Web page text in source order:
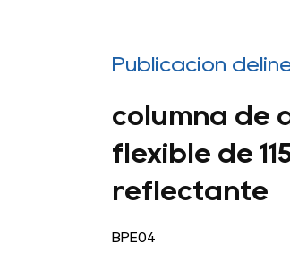
Publicación
columna de
flexible de
reflectante
BPE04